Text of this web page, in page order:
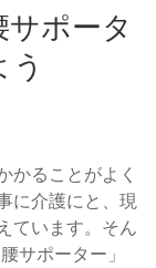
ポータ
かることがよく
に介護にと、現
ています。そん
サポーター」